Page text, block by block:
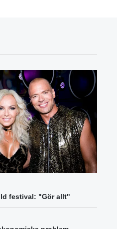
festival: "Gör allt"